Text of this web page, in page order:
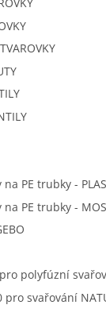
PE trubky -
PE trubky -
polyfúzní
pro svařování